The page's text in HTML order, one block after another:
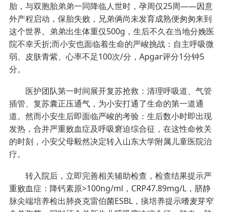
胎，与双胞胎弟弟一同降临人世时，孕周仅25周——因意
外产程启动，保胎失败，兄弟俩尚未发育成熟便匆匆来到
这个世界。弟弟出生体重仅500g，生后不久在当地分娩医
院不幸夭折;而小安也面临着生命的严峻挑战：自主呼吸微
弱、皮肤青紫、心率不足100次/分，Apgar评分1分钟5
分。
医护团队第一时间展开复苏抢救：清理呼吸道、气管
插管、复苏囊正压通气，为小安打通了生命的第一道通
道。然而小安生后即面临严峻的考验：生后数小时即出现
发热，合并严重败血症及呼吸窘迫综合征，在这性命攸关
的时刻，小安父母毅然决定转入山东大学附属儿童医院治
疗。
转入院后，立即完善相关辅助检查，检查结果提示严
重败血症：降钙素原>100ng/ml，CRP47.89mg/L，脐静
脉尖端培养检出肺炎克雷伯菌ESBL，痰培养提示嗜麦芽窄